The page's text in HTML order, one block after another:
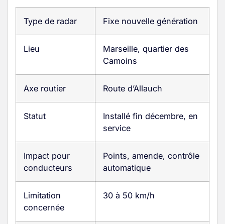
Type de radar Fixe nouvelle génération
Lieu
Marseille, quartier des
Camoins
Axe routier Route d’Allauch
Statut
Installé fin décembre, en
service
Impact pour
conducteurs
Points, amende, contrôle
automatique
Limitation
concernée
30 à 50 km/h